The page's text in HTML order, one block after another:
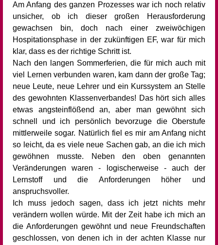
Am Anfang des ganzen Prozesses war ich noch relativ
unsicher, ob ich dieser großen Herausforderung
gewachsen bin, doch nach einer zweiwöchigen
Hospitationsphase in der zukünftigen EF, war für mich
klar, dass es der richtige Schritt ist.
Nach den langen Sommerferien, die für mich auch mit
viel Lernen verbunden waren, kam dann der große Tag;
neue Leute, neue Lehrer und ein Kurssystem an Stelle
des gewohnten Klassenverbandes! Das hört sich alles
etwas angsteinflößend an, aber man gewöhnt sich
schnell und ich persönlich bevorzuge die Oberstufe
mittlerweile sogar. Natürlich fiel es mir am Anfang nicht
so leicht, da es viele neue Sachen gab, an die ich mich
gewöhnen musste. Neben den oben genannten
Veränderungen waren - logischerweise - auch der
Lernstoff und die Anforderungen höher und
anspruchsvoller.
Ich muss jedoch sagen, dass ich jetzt nichts mehr
verändern wollen würde. Mit der Zeit habe ich mich an
die Anforderungen gewöhnt und neue Freundschaften
geschlossen, von denen ich in der achten Klasse nur